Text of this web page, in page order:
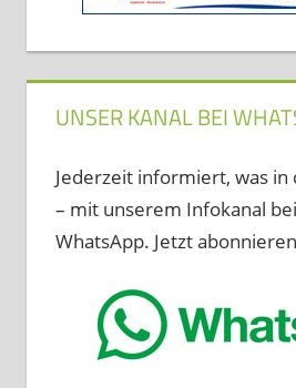
UNSER KANAL BEI
Jederzeit informiert, was in
– mit unserem Infokanal
WhatsApp. Jetzt